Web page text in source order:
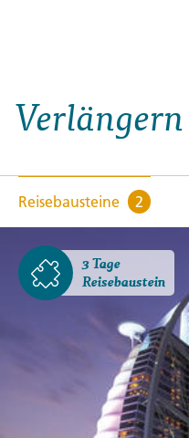
Reisebausteine 2
3 Tage
Reisebaustein